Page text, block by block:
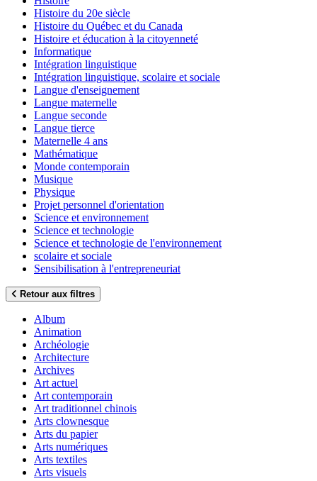
Histoire du 20e siècle
Histoire du Québec et du Canada
Histoire et éducation à la citoyenneté
Informatique
Intégration linguistique
Intégration linguistique, scolaire et sociale
Langue d'enseignement
Langue maternelle
Langue seconde
Langue tierce
Maternelle 4 ans
Mathématique
Monde contemporain
Musique
Physique
Projet personnel d'orientation
Science et environnement
Science et technologie
Science et technologie de l'environnement
scolaire et sociale
Sensibilisation à l'entrepreneuriat
Retour aux filtres
Album
Animation
Archéologie
Architecture
Archives
Art actuel
Art contemporain
Art traditionnel chinois
Arts clownesque
Arts du papier
Arts numériques
Arts textiles
Arts visuels